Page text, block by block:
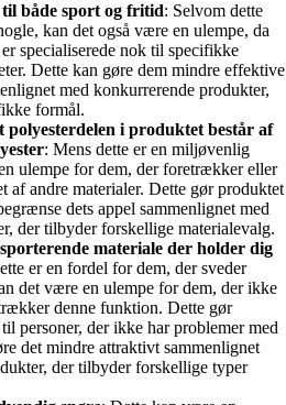
både sport og fritid: Selvom dette
kan det også være en ulempe, da
specialiserede nok til specifikke
Dette kan gøre dem mindre effektive
med konkurrerende produkter,
formål.
polyesterdelen i produktet består af
: Mens dette er en miljøvenlig
ulempe for dem, der foretrækker eller
af andre materialer. Dette gør produktet
dets appel sammenlignet med
der tilbyder forskellige materialevalg.
materiale der holder dig
er en fordel for dem, der sveder
det være en ulempe for dem, der ikke
denne funktion. Dette gør
personer, der ikke har problemer med
det mindre attraktivt sammenlignet
der tilbyder forskellige typer